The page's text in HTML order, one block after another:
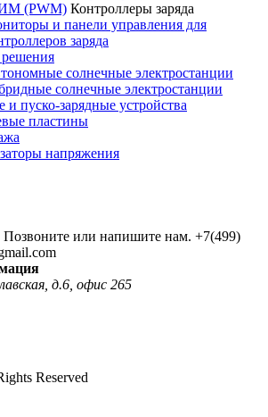
(PWM) Контроллеры заряда
и панели управления для
заряда
солнечные электростанции
солнечные электростанции
и пуско-зарядные устройства
пластины
напряжения
Позвоните или напишите нам. +7(499)
д.6, офис 265
Reserved